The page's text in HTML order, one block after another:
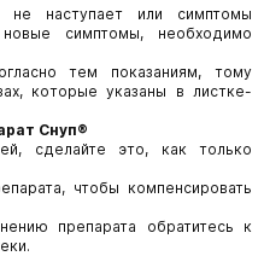
не наступает или симптомы
симптомы, необходимо
тем показаниям, тому
которые указаны в листке-
Снуп®
сделайте это, как только
чтобы компенсировать
препарата обратитесь к